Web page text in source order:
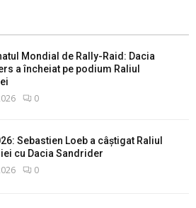
Mondial de Rally-Raid: Dacia
a încheiat pe podium Raliul
0
Sebastien Loeb a câștigat Raliul
cu Dacia Sandrider
0